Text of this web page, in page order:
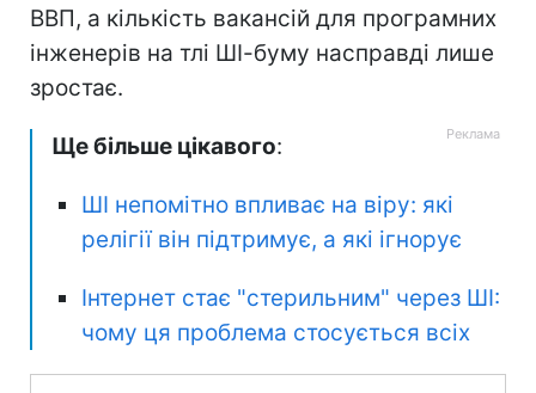
ВВП, а кількість вакансій для програмних
інженерів на тлі ШІ-буму насправді лише
зростає.
Ще більше цікавого:
ШІ непомітно впливає на віру: які
релігії він підтримує, а які ігнорує
Інтернет стає "стерильним" через ШІ:
чому ця проблема стосується всіх